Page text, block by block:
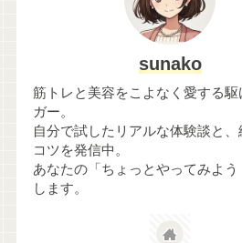
sunako
筋トレと美容をこよなく愛する駆
ガー。
自分で試したリアルな体験談と、
コツを発信中。
あなたの「ちょっとやってみよう
します。